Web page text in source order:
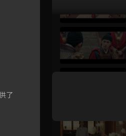
好康資訊
了